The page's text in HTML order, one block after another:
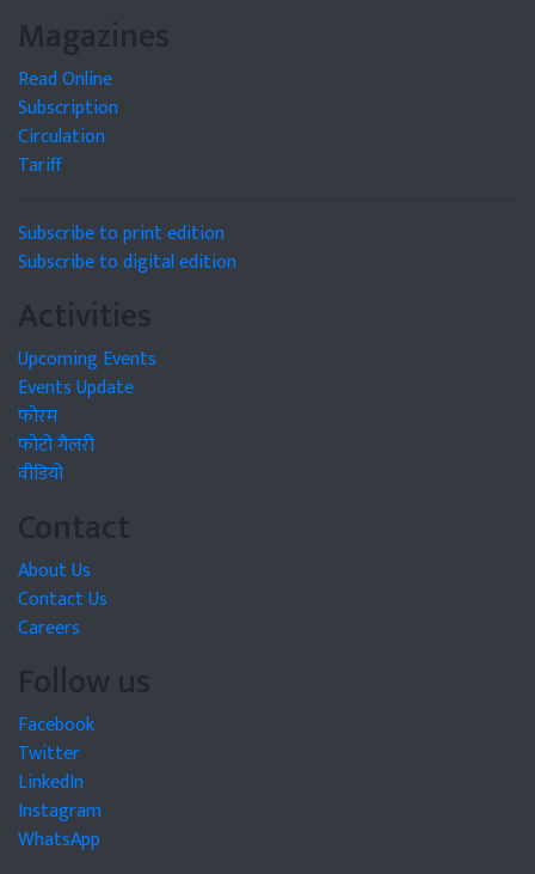
Magazines
Read Online
Subscription
Circulation
Tariff
Subscribe to print edition
Subscribe to digital edition
Activities
Upcoming Events
Events Update
फोरम
फोटो गैलरी
वीडियो
Contact
About Us
Contact Us
Careers
Follow us
Facebook
Twitter
LinkedIn
Instagram
WhatsApp